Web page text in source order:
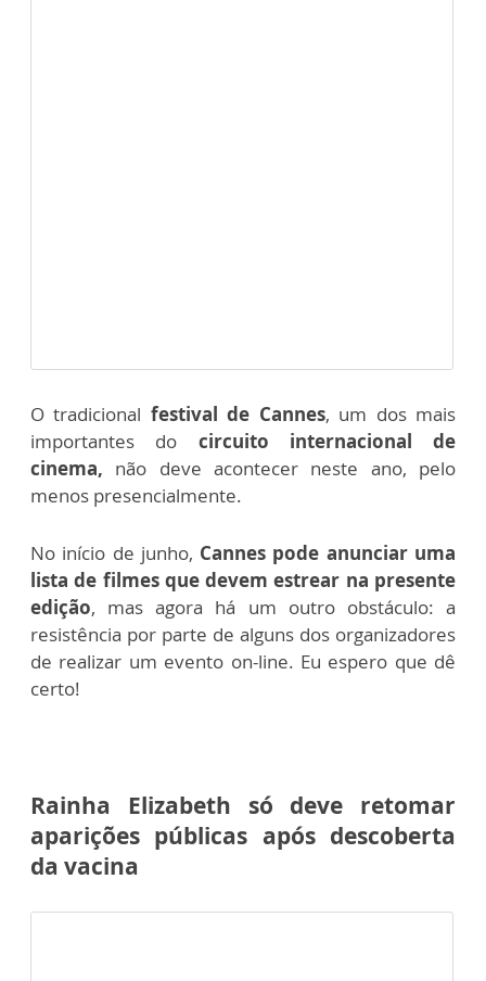
O tradicional festival de Cannes, um dos mais
importantes do circuito internacional de
cinema, não deve acontecer neste ano, pelo
menos presencialmente.
No início de junho, Cannes pode anunciar uma
lista de filmes que devem estrear na presente
edição, mas agora há um outro obstáculo: a
resistência por parte de alguns dos organizadores
de realizar um evento on-line. Eu espero que dê
certo!
Rainha Elizabeth só deve retomar
aparições públicas após descoberta
da vacina